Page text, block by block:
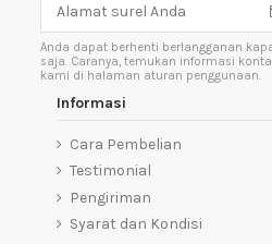
Anda dapat berhenti berlangganan
saja. Caranya, temukan informasi
kami di halaman aturan penggunaan.
Informasi
Cara Pembelian
Testimonial
Pengiriman
Syarat dan Kondisi